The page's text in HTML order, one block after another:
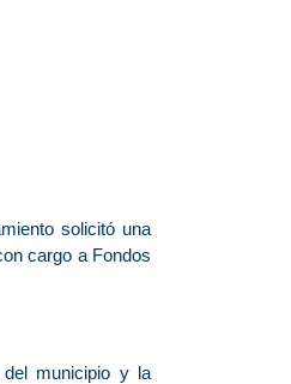
solicitó una
cargo a Fondos
municipio y la